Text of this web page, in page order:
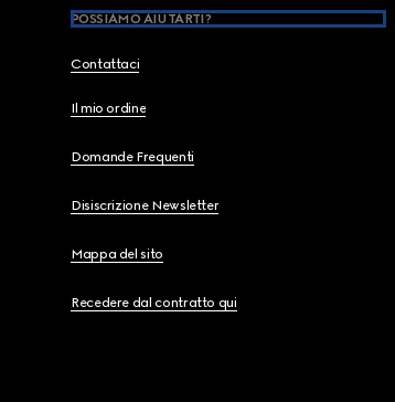
POSSIAMO AIUTARTI?
Contattaci
Il mio ordine
Domande Frequenti
Disiscrizione Newsletter
Mappa del sito
Recedere dal contratto qui